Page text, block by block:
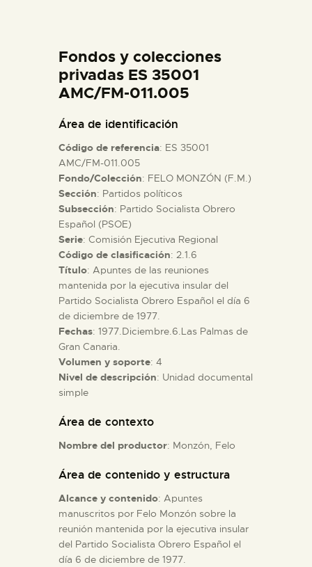
ESPAÑOL
ACTIVIDADES
█
EL MUSEO
COLECCIONES
DIDÁCTICA
ESPAÑOL
Fondos y colecciones
privadas ES 35001
AMC/FM-011.005
Área de identificación
Código de referencia: ES 35001
AMC/FM-011.005
Fondo/Colección: FELO MONZÓN (F.M.)
Sección: Partidos políticos
Subsección: Partido Socialista Obrero
Español (PSOE)
Serie: Comisión Ejecutiva Regional
Código de clasificación: 2.1.6
Título: Apuntes de las reuniones
mantenida por la ejecutiva insular del
Partido Socialista Obrero Español el día 6
de diciembre de 1977.
Fechas: 1977.Diciembre.6.Las Palmas de
Gran Canaria.
Volumen y soporte: 4
Nivel de descripción: Unidad documental
simple
Área de contexto
Nombre del productor: Monzón, Felo
Área de contenido y estructura
Alcance y contenido: Apuntes
manuscritos por Felo Monzón sobre la
reunión mantenida por la ejecutiva insular
del Partido Socialista Obrero Español el
día 6 de diciembre de 1977.